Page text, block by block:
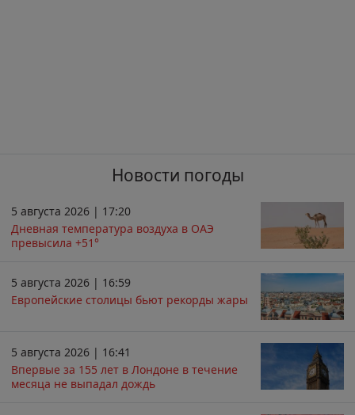
Новости погоды
5 августа 2026 | 17:20
Дневная температура воздуха в ОАЭ
превысила +51°
5 августа 2026 | 16:59
Европейские столицы бьют рекорды жары
5 августа 2026 | 16:41
Впервые за 155 лет в Лондоне в течение
месяца не выпадал дождь